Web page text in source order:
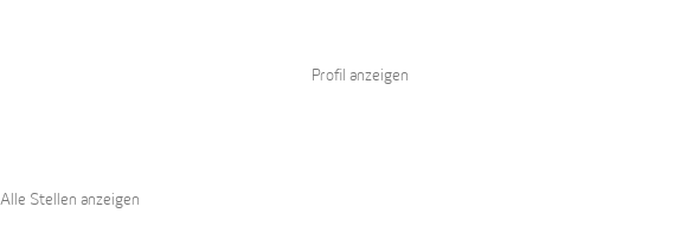
Profil anzeigen
Alle Stellen anzeigen